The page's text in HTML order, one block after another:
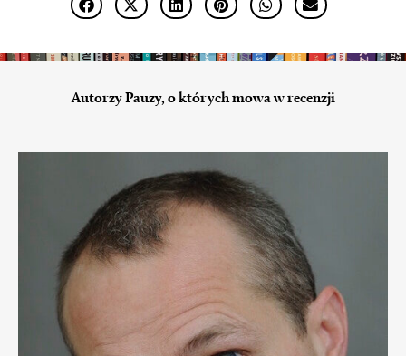
Autorzy Pauzy, o których mowa w recenzji